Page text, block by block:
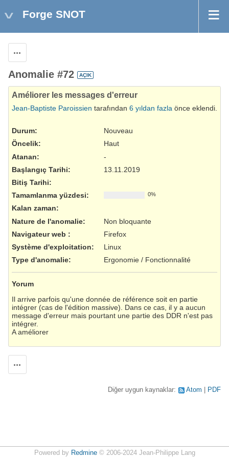
Forge SNOT
Anomalie #72 AÇIK
Améliorer les messages d'erreur
Jean-Baptiste Paroissien tarafından 6 yıldan fazla önce eklendi.
Durum:
Nouveau
Öncelik:
Haut
Atanan:
-
Başlangıç Tarihi:
13.11.2019
Bitiş Tarihi:
Tamamlanma yüzdesi:
0%
Kalan zaman:
Nature de l'anomalie:
Non bloquante
Navigateur web :
Firefox
Système d'exploitation:
Linux
Type d'anomalie: Ergonomie / Fonctionnalité
Yorum
Il arrive parfois qu'une donnée de référence soit en partie
intégrer (cas de l'édition massive). Dans ce cas, il y a aucun
message d'erreur mais pourtant une partie des DDR n'est pas
intégrer.
A améliorer
Diğer uygun kaynaklar: Atom PDF
Powered by Redmine© 2006-2024 Jean-Philippe Lang